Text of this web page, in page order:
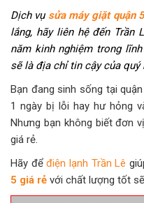
Dịch vụ sửa máy giặt quận
lắng, hãy liên hệ đến Trần
năm kinh nghiệm trong
sẽ là địa chỉ tin cậy của quý
Bạn đang sinh sống tại
1 ngày bị lỗi hay hư hỏng
Nhưng bạn không biết đơn
giá rẻ.
Hãy đểđiện lạnh Trần Lê
5 giá rẻ với chất lượng tốt